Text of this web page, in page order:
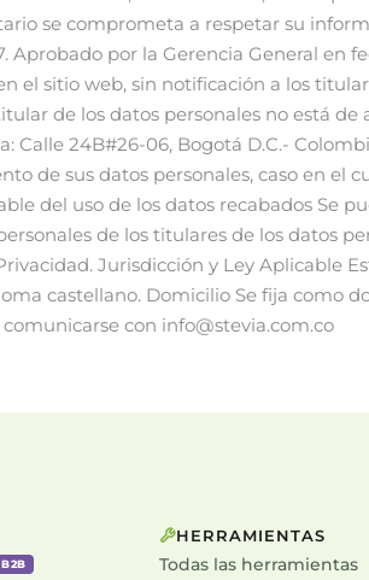
B2B
HERRAMIENTAS
Todas las herramientas